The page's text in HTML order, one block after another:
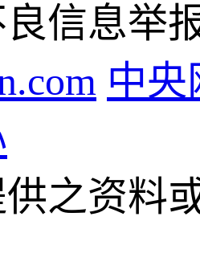
信息举
中
之资料